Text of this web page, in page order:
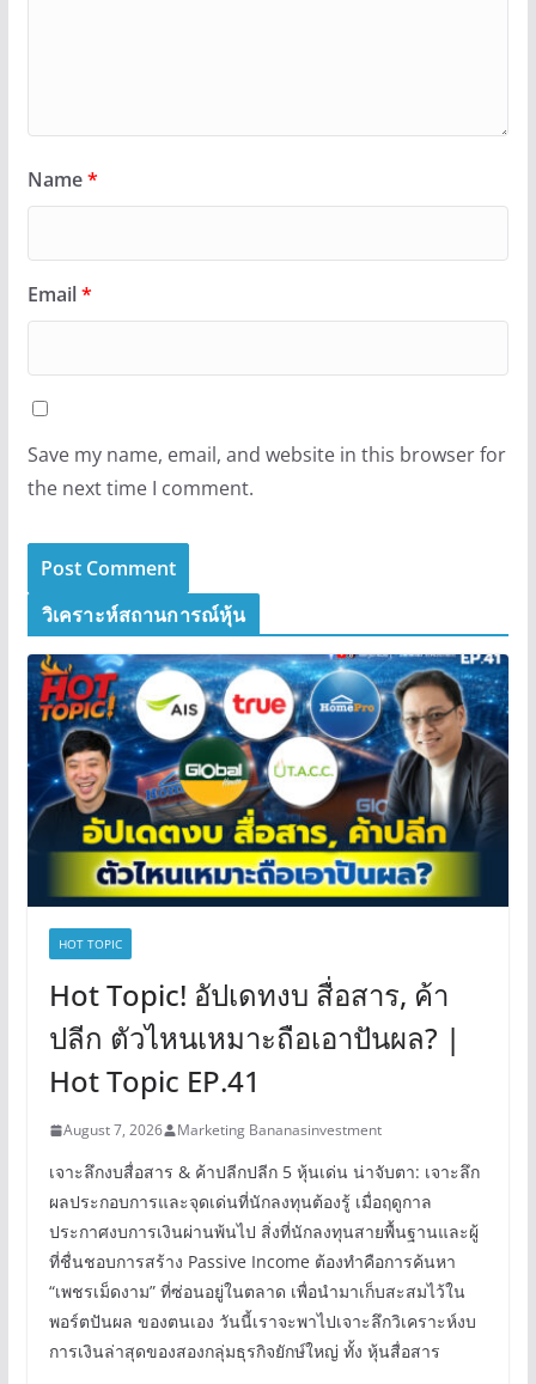
Name*
Email*
Save my name, email, and website in this browser for
the next time I comment.
วิเคราะห์สถานการณ์หุ้น
HOT TOPIC
Hot Topic! อัปเดทงบ สื่อสาร, ค้า
ปลีก ตัวไหนเหมาะถือเอาปันผล? |
Hot Topic EP.41
August 7, 2026 Marketing Bananasinvestment
เจาะลึกงบสื่อสาร & ค้าปลีกปลีก 5 หุ้นเด่น น่าจับตา: เจาะลึก
ผลประกอบการและจุดเด่นที่นักลงทุนต้องรู้ เมื่อฤดูกาล
ประกาศงบการเงินผ่านพ้นไป สิ่งที่นักลงทุนสายพื้นฐานและผู้
ที่ชื่นชอบการสร้าง Passive Income ต้องทำคือการค้นหา
“เพชรเม็ดงาม” ที่ซ่อนอยู่ในตลาด เพื่อนำมาเก็บสะสมไว้ใน
พอร์ตปันผล ของตนเอง วันนี้เราจะพาไปเจาะลึกวิเคราะห์งบ
การเงินล่าสุดของสองกลุ่มธุรกิจยักษ์ใหญ่ ทั้ง หุ้นสื่อสาร